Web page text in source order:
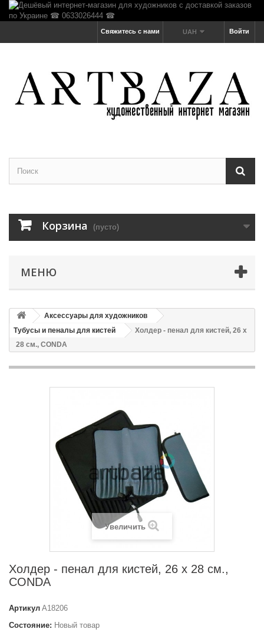
Войти
UAH
Свяжитесь с нами
Корзина (пусто)
МЕНЮ
Аксессуары для художников
Тубусы и пеналы для кистей
Холдер - пенал для кистей, 26 x
28 см., CONDA
Увеличить
Холдер - пенал для кистей, 26 x 28 см.,
CONDA
Артикул A18206
Состояние: Новый товар